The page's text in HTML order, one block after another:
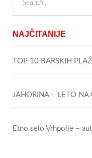
NAJČITANIJE
TOP 10 BARSKIH
JAHORINA – LETO NA
Etno selo Vrhpolje –